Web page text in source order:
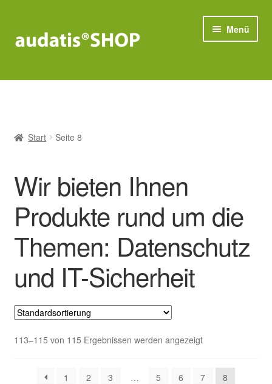
Navigation
Inhalt
Menü
Compliance
IT-Sicherheit
Bestseller
Start Seite 8
Wir bieten Ihnen
Produkte rund um die
Themen: Datenschutz
und IT-Sicherheit
113–115 von 115 Ergebnissen werden angezeigt
1 2 3 … 5 6 7 8